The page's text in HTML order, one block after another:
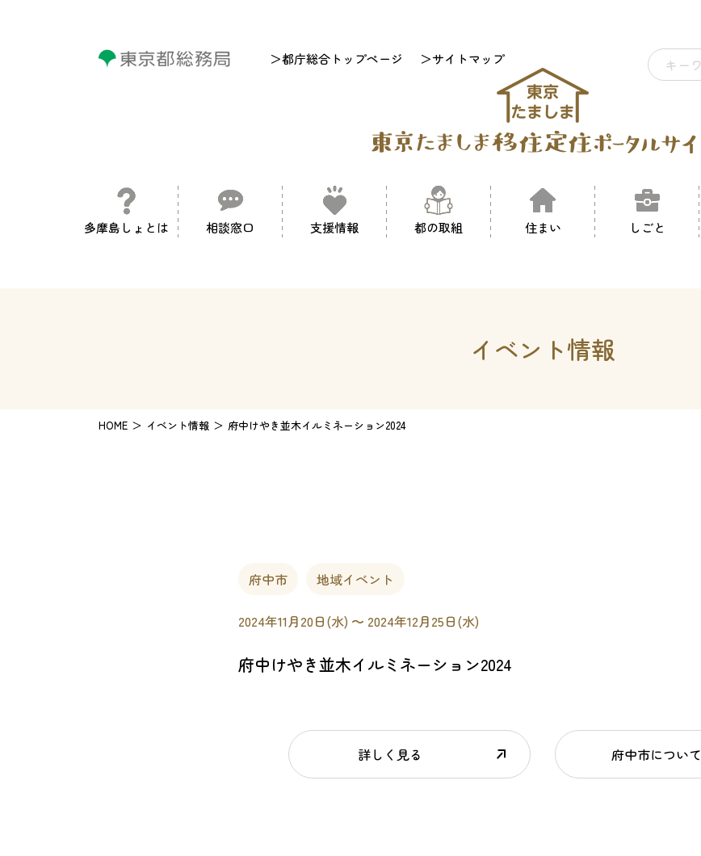
＞都庁総合トップページ ＞サイトマップ
多摩島しょとは 相談窓口 支援情報 都の取組 住まい しごと
イベント情報
HOME イベント情報 府中けやき並木イルミネーション2024
府中市 地域イベント
2024年11月20日(水) 〜 2024年12月25日(水)
府中けやき並木イルミネーション2024
詳しく見る 府中市について